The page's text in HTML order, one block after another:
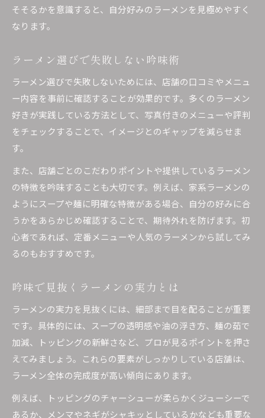
そそるかを意識すると、自分好みのラーメンを見極めやすく
なります。
ラーメン選びで失敗しない吟味術
ラーメン選びで失敗しないためには、店舗の口コミやメニュ
ー内容を事前に確認することが効果的です。多くのラーメン
好きが実践している方法として、写真付きのメニューや評判
をチェックすることで、イメージとのギャップを減らせま
す。
また、店舗ごとのこだわりポイントや提供しているラーメン
の特徴を吟味することも大切です。例えば、家系ラーメンの
ようにスープや麺に明確な特徴がある場合、自分の好みに合
うかをあらかじめ確認することで、期待外れを防げます。初
心者であれば、定番メニューや人気のラーメンから試してみ
るのもおすすめです。
吟味で見抜くラーメンの実力とは
ラーメンの実力を見抜くには、細部まで目を配ることが重要
です。具体的には、スープの透明感や油の浮き方、麺の茹で
加減、トッピングの新鮮さなど、プロが見るポイントを押さ
えてみましょう。これらの要素がしっかりしている店舗は、
ラーメン全体の完成度が高い傾向にあります。
例えば、トッピングのチャーシューが柔らかくジューシーで
あるか、メンマやネギがシャキッとしているかなども重要な